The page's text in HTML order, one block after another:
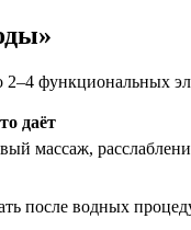
функциональных
даёт
массаж,
после водных